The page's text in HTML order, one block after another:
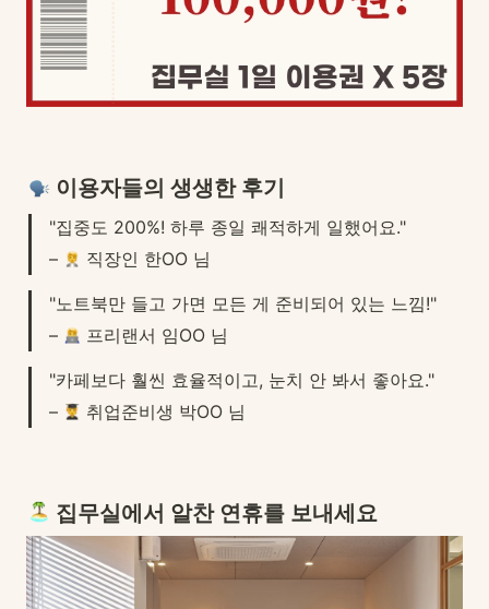
이용자들의 생생한 후기
"집중도 200%! 하루 종일 쾌적하게 일했어요."
–
직장인 한OO 님
"노트북만 들고 가면 모든 게 준비되어 있는 느낌!"
–
프리랜서 임OO 님
"카페보다 훨씬 효율적이고, 눈치 안 봐서 좋아요."
–
취업준비생 박OO 님
집무실에서 알찬 연휴를 보내세요